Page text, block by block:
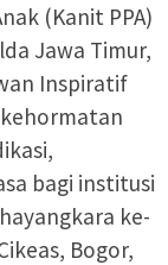
(Kanit PPA)
Jawa Timur,
Inspiratif
bagi institusi
ke-
Bogor,